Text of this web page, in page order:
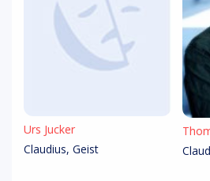
Urs Jucker
Claudius, Geist